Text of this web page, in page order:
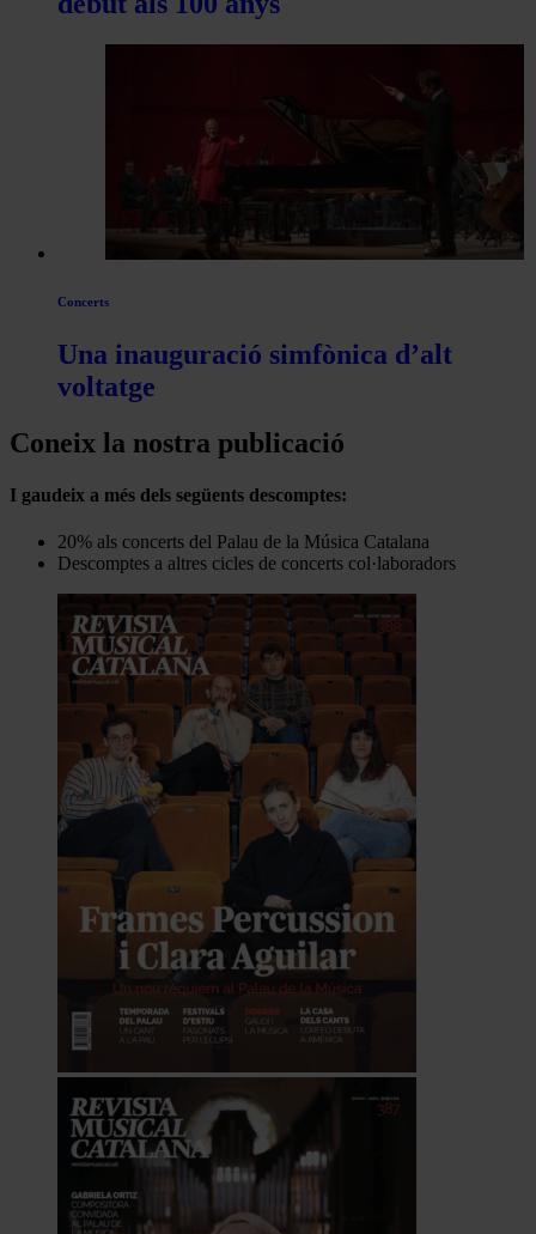
Concerts
Una inauguració simfònica d’alt
voltatge
Coneix la nostra publicació
I gaudeix a més dels següents descomptes:
20% als concerts del Palau de la Música Catalana
Descomptes a altres cicles de concerts col·laboradors